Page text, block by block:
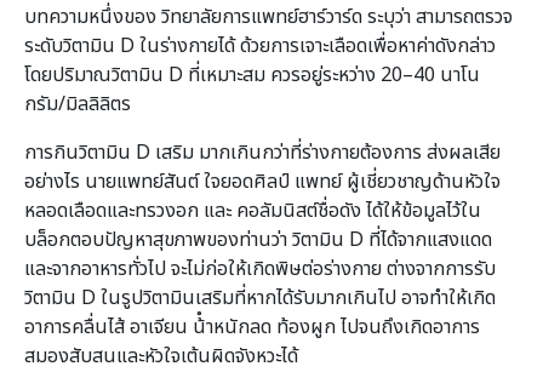
บทความหนึ่งของ วิทยาลัยการแพทย์ฮาร์วาร์ด ระบุว่า สามารถตรวจ
ระดับวิตามิน D ในร่างกายได้ ด้วยการเจาะเลือดเพื่อหาค่าดังกล่าว
โดยปริมาณวิตามิน D ที่เหมาะสม ควรอยู่ระหว่าง 20–40 นาโน
กรัม/มิลลิลิตร
การกินวิตามิน D เสริม มากเกินกว่าที่ร่างกายต้องการ ส่งผลเสีย
อย่างไร นายแพทย์สันต์ ใจยอดศิลป์ แพทย์ ผู้เชี่ยวชาญด้านหัวใจ
หลอดเลือดและทรวงอก และ คอลัมนิสต์ชื่อดัง ได้ให้ข้อมูลไว้ใน
บล็อกตอบปัญหาสุขภาพของท่านว่า วิตามิน D ที่ได้จากแสงแดด
และจากอาหารทั่วไป จะไม่ก่อให้เกิดพิษต่อร่างกาย ต่างจากการรับ
วิตามิน D ในรูปวิตามินเสริมที่หากได้รับมากเกินไป อาจทําให้เกิด
อาการคลื่นไส้ อาเจียน น้ําหนักลด ท้องผูก ไปจนถึงเกิดอาการ
สมองสับสนและหัวใจเต้นผิดจังหวะได้